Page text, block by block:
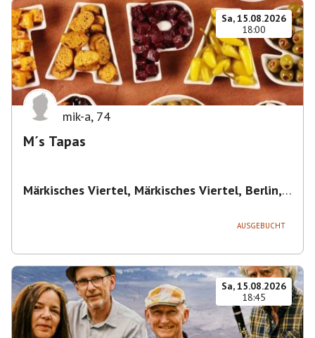
Sa, 15.08.2026
18:00
mik-a, 74
M´s Tapas
Märkisches Viertel, Märkisches Viertel, Berlin,
AUSGEBUCHT
Sa, 15.08.2026
18:45